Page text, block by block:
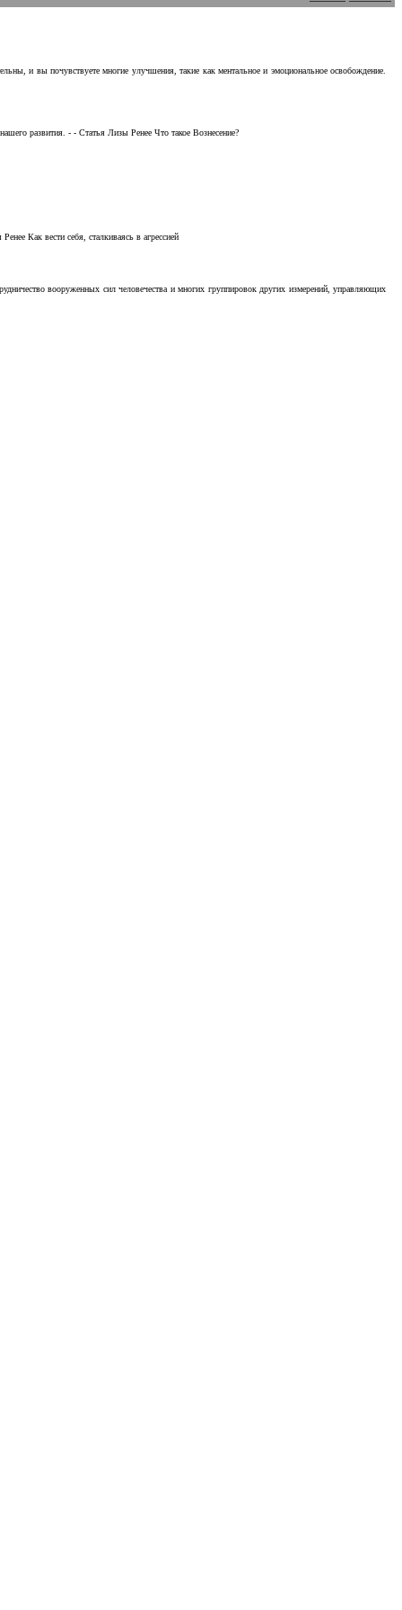
и вы почувствуете многие улучшения, такие как ментальное и эмоциональное освобождение.
развития. - - Статья Лизы Ренее Что такое Вознесение?
Как вести себя, сталкиваясь в агрессией
вооруженных сил человечества и многих группировок других измерений, управляющих